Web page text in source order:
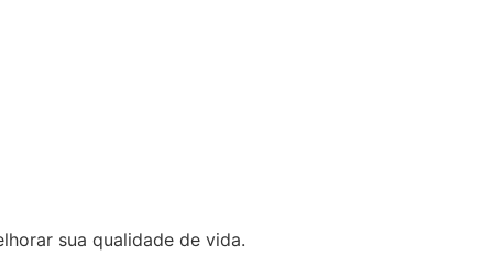
sua qualidade de vida.